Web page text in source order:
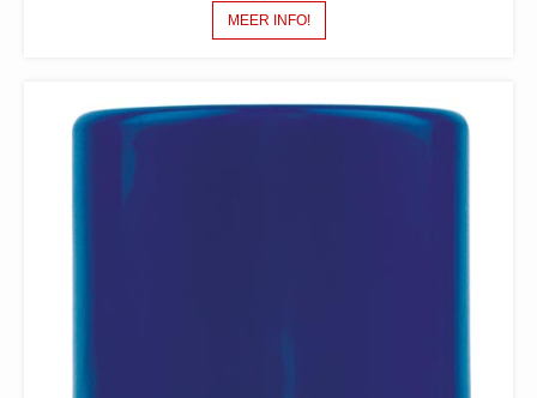
MEER INFO!